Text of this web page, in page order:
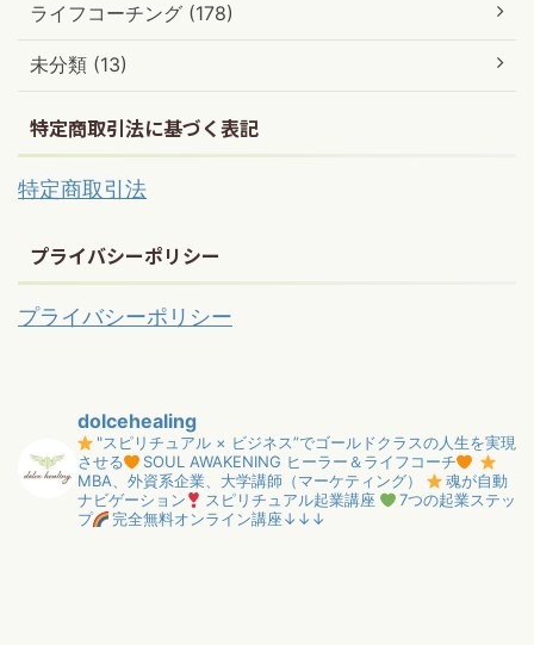
ライフコーチング (178)
未分類 (13)
特定商取引法に基づく表記
特定商取引法
プライバシーポリシー
プライバシーポリシー
dolcehealing
"スピリチュアル × ビジネス”でゴールドクラスの人生を実現
させる
SOUL AWAKENING ヒーラー＆ライフコーチ
MBA、外資系企業、大学講師（マーケティング）
魂が自動
ナビゲーション
スピリチュアル起業講座
7つの起業ステッ
プ
完全無料オンライン講座↓↓↓